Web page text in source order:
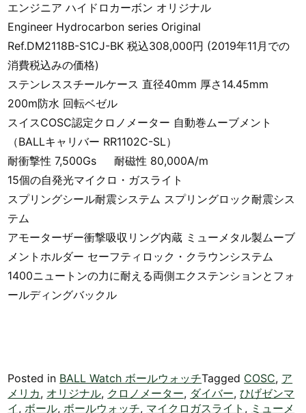
エンジニア ハイドロカーボン オリジナル
Engineer Hydrocarbon series Original
Ref.DM2118B-S1CJ-BK 税込308,000円 (2019年11月での
消費税込みの価格)
ステンレススチールケース 直径40mm 厚さ14.45mm
200m防水 回転ベゼル
スイスCOSC認定クロノメーター 自動巻ムーブメント
（BALLキャリバー RR1102C-SL）
耐衝撃性 7,500Gs 耐磁性 80,000A/m
15個の自発光マイクロ・ガスライト
スプリングシール耐震システム スプリングロック耐震シス
テム
アモーターザー衝撃吸収リング内蔵 ミューメタル製ムーブ
メントホルダー セーフティロック・クラウンシステム
1400ニュートンの力に耐える両側エクステンションとフォ
ールディングバックル
Posted in BALL Watch ボールウォッチTagged COSC, ア
メリカ, オリジナル, クロノメーター, ダイバー,ひげゼンマ
イ , ボール, ボールウォッチ, マイクロガスライト , ミューメ